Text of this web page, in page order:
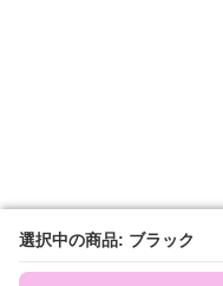
選択中の商品: ブラック
選択中の商品: ブラック